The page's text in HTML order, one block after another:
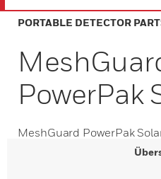
PORTABLE DETECTOR
PowerPak
MeshGuard PowerPak